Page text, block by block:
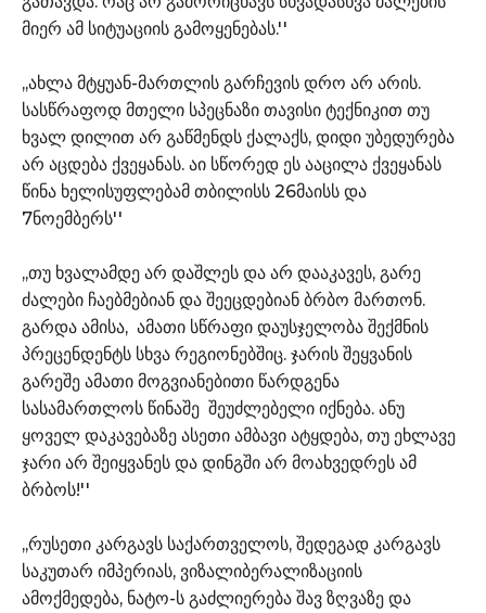
მიერ ამ სიტუაციის გამოყენებას.''
,,ახლა მტყუან-მართლის გარჩევის დრო არ არის.
სასწრაფოდ მთელი სპეცნაზი თავისი ტექნიკით თუ
ხვალ დილით არ გაწმენდს ქალაქს, დიდი უბედურება
არ აცდება ქვეყანას. აი სწორედ ეს ააცილა ქვეყანას
წინა ხელისუფლებამ თბილისს 26მაისს და
7ნოემბერს''
,,თუ ხვალამდე არ დაშლეს და არ დააკავეს, გარე
ძალები ჩაებმებიან და შეეცდებიან ბრბო მართონ.
გარდა ამისა, ამათი სწრაფი დაუსჯელობა შექმნის
პრეცენდენტს სხვა რეგიონებშიც. ჯარის შეყვანის
გარეშე ამათი მოგვიანებითი წარდგენა
სასამართლოს წინაშე შეუძლებელი იქნება. ანუ
ყოველ დაკავებაზე ასეთი ამბავი ატყდება, თუ ეხლავე
ჯარი არ შეიყვანეს და დინგში არ მოახვედრეს ამ
ბრბოს!''
,,რუსეთი კარგავს საქართველოს, შედეგად კარგავს
საკუთარ იმპერიას, ვიზალიბერალიზაციის
ამოქმედება, ნატო-ს გაძლიერება შავ ზღვაზე და